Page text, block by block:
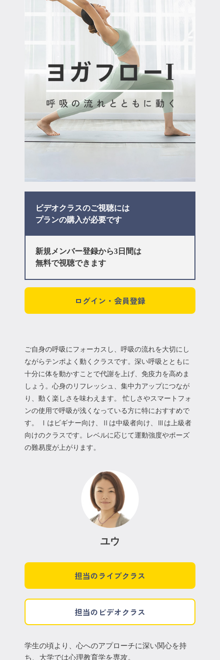
会員規約について
クラス参加にあたっての同意書
特定商取引にかかわる表示
プライバシーポリシー
ビデオクラスのご視聴には
プランの購入が必要です
新規メンバー登録から3日間は
無料で視聴できます
ログイン・会員登録
ご自身の呼吸にフォーカスし、呼吸の流れを大切にし
ながらテンポよく動くクラスです。深い呼吸とともに
十分に体を動かすことで代謝を上げ、免疫力を高めま
しょう。心身のリフレッシュ、集中力アップにつなが
り、動く楽しさを味わえます。 忙しさやスマートフォ
ンの使用で呼吸が浅くなっている方に特におすすめで
す。 Ⅰはビギナー向け、Ⅱは中級者向け、Ⅲは上級者
向けのクラスです。レベルに応じて運動強度やポーズ
の難易度が上がります。
ユウ
担当のライブクラス
担当のビデオクラス
学生の頃より、心へのアプローチに深い関心を持
ち、大学では心理教育学を専攻。